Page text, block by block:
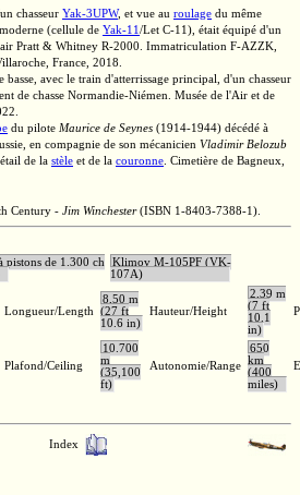
chasseur Yak-3UPW, et vue au roulage du même
(cellule de Yak-11/Let C-11), était équipé d'un
Pratt & Whitney R-2000. Immatriculation F-AZZK,
France, 2018.
avec le train d'atterrissage principal, d'un chasseur
de chasse Normandie-Niémen. Musée de l'Air et de
du pilote Maurice de Seynes (1914-1944) décédé à
en compagnie de son mécanicien Vladimir Belozub
de la stèle et de la couronne . Cimetière de Bagneux,
Century - Jim Winchester(ISBN 1-8403-7388-1).
pistons de 1.300 ch
Klimov M-105PF (VK-
107A)
Longueur/Length
8,50 m
(27 ft
10.6 in)
Hauteur/Height
2,39 m
(7 ft
10.1
in)
Plafond/Ceiling
10.700
m
(35,100
ft)
Autonomie/Range
650
km
(400
miles)
Index